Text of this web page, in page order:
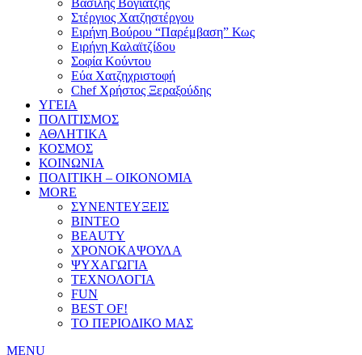
Βασίλης Βογιατζής
Στέργιος Χατζηστέργου
Ειρήνη Βούρου “Παρέμβαση” Κως
Ειρήνη Καλαϊτζίδου
Σοφία Κούντου
Εύα Χατζηχριστοφή
Chef Χρήστος Ξεραξούδης
ΥΓΕΙΑ
ΠΟΛΙΤΙΣΜΟΣ
ΑΘΛΗΤΙΚΑ
ΚΟΣΜΟΣ
ΚΟΙΝΩΝΙΑ
ΠΟΛΙΤΙΚΗ – ΟΙΚΟΝΟΜΙΑ
MORE
ΣΥΝΕΝΤΕΥΞΕΙΣ
ΒΙΝΤΕΟ
BEAUTY
ΧΡΟΝΟΚΑΨΟΥΛΑ
ΨΥΧΑΓΩΓΙΑ
ΤΕΧΝΟΛΟΓΙΑ
FUN
BEST OF!
ΤΟ ΠΕΡΙΟΔΙΚΟ ΜΑΣ
MENU